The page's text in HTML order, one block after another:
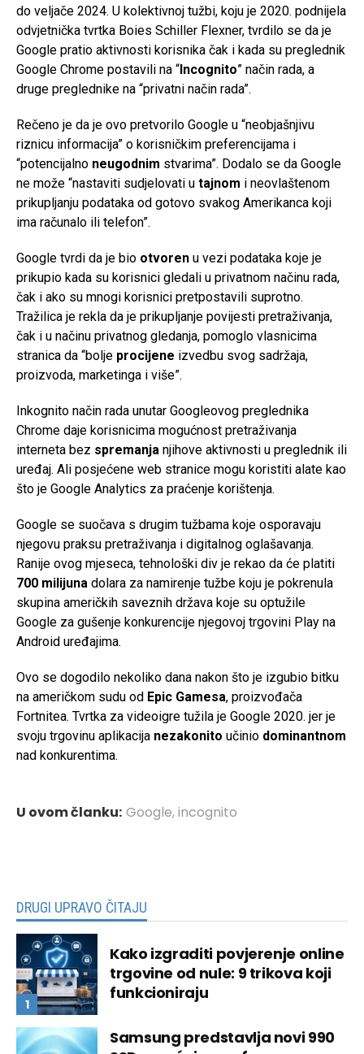
do veljače 2024. U kolektivnoj tužbi, koju je 2020. podnijela
odvjetnička tvrtka Boies Schiller Flexner, tvrdilo se da je
Google pratio aktivnosti korisnika čak i kada su preglednik
Google Chrome postavili na “Incognito” način rada, a
druge preglednike na “privatni način rada”.
Rečeno je da je ovo pretvorilo Google u “neobjašnjivu
riznicu informacija” o korisničkim preferencijama i
“potencijalno neugodnim stvarima”. Dodalo se da Google
ne može “nastaviti sudjelovati u tajnom i neovlaštenom
prikupljanju podataka od gotovo svakog Amerikanca koji
ima računalo ili telefon”.
Google tvrdi da je bio otvoren u vezi podataka koje je
prikupio kada su korisnici gledali u privatnom načinu rada,
čak i ako su mnogi korisnici pretpostavili suprotno.
Tražilica je rekla da je prikupljanje povijesti pretraživanja,
čak i u načinu privatnog gledanja, pomoglo vlasnicima
stranica da “bolje procijene izvedbu svog sadržaja,
proizvoda, marketinga i više”.
Inkognito način rada unutar Googleovog preglednika
Chrome daje korisnicima mogućnost pretraživanja
interneta bez spremanja njihove aktivnosti u preglednik ili
uređaj. Ali posjećene web stranice mogu koristiti alate kao
što je Google Analytics za praćenje korištenja.
Google se suočava s drugim tužbama koje osporavaju
njegovu praksu pretraživanja i digitalnog oglašavanja.
Ranije ovog mjeseca, tehnološki div je rekao da će platiti
700 milijuna dolara za namirenje tužbe koju je pokrenula
skupina američkih saveznih država koje su optužile
Google za gušenje konkurencije njegovoj trgovini Play na
Android uređajima.
Ovo se dogodilo nekoliko dana nakon što je izgubio bitku
na američkom sudu od Epic Gamesa, proizvođača
Fortnitea. Tvrtka za videoigre tužila je Google 2020. jer je
svoju trgovinu aplikacija nezakonito učinio dominantnom
nad konkurentima.
U ovom članku: Google,incognito
DRUGI UPRAVO ČITAJU
Kako izgraditi povjerenje online
trgovine od nule: 9 trikova koji
funkcioniraju
Samsung predstavlja novi 990